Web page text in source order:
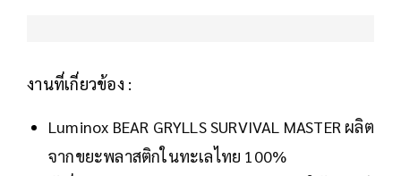
งานที่เกี่ยวข้อง :
Luminox BEAR GRYLLS SURVIVAL MASTER ผลิต
จากขยะพลาสติกในทะเลไทย 100%